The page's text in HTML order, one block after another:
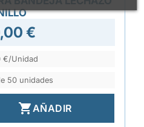
€
€/Unidad
50 unidades
AÑADIR